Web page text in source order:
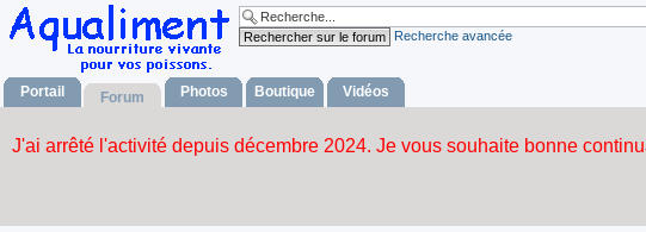
Recherche avancée
Portail Forum Photos Boutique Vidéos